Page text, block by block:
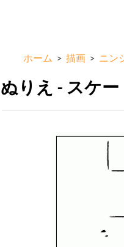
ン
ン
に
ホーム > 描画 > ニン
ぬりえ - スケ